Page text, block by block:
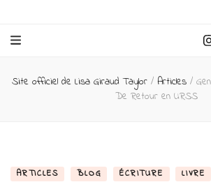
Auteur
Site officiel de Lisa Giraud Taylor / Articles /
De Retour en URSS
ARTICLES BLOG ÉCRITURE LIVRE